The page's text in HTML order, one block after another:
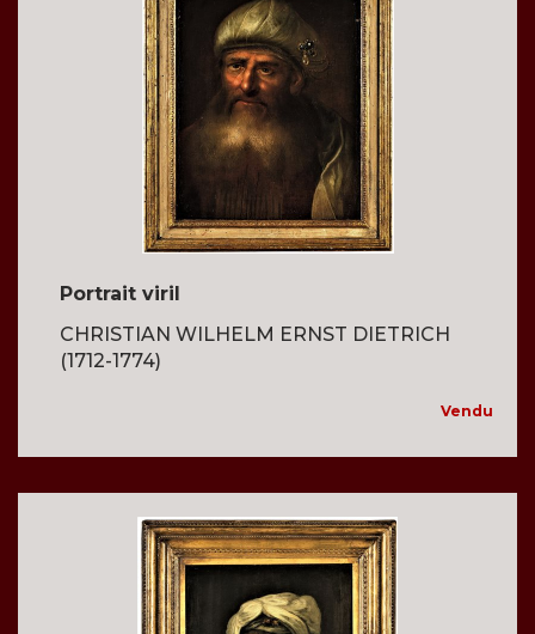
Portrait viril
CHRISTIAN WILHELM ERNST DIETRICH
(1712-1774)
Vendu